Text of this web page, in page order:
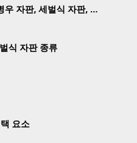
우 자판, 세벌식 자판, …
식 자판 종류
요소